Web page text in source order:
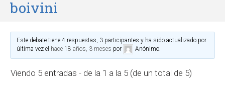
boivini
Este debate tiene 4 respuestas, 3 participantes y ha sido actualizado por
última vez el hace 18 años, 3 meses por Anónimo.
Viendo 5 entradas - de la 1 a la 5 (de un total de 5)